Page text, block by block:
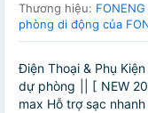
Thương hiệu: FONENG
phòng di động của
Điện Thoại & Phụ
dự phòng || [ NEW
max Hỗ trợ sạc